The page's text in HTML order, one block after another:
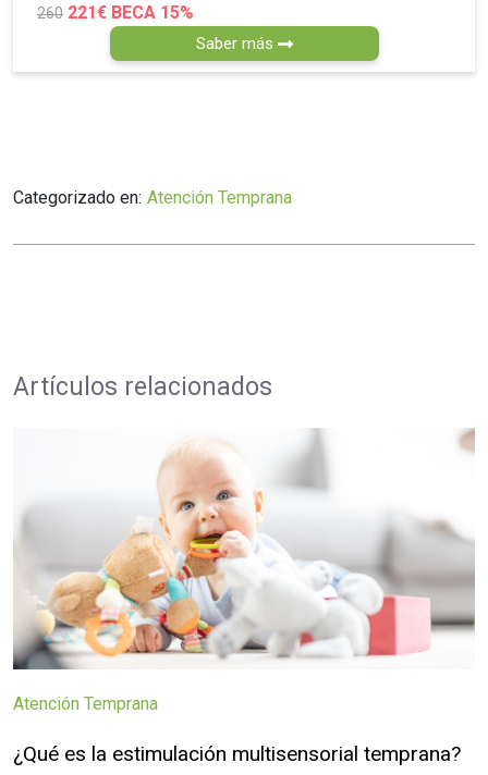
260 221€ BECA 15%
Saber más
Categorizado en: Atención Temprana
Artículos relacionados
Atención Temprana
¿Qué es la estimulación multisensorial temprana?